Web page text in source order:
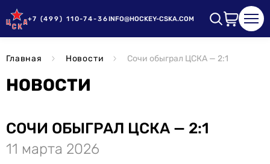
+7 (499) 110-74-36INFO@HOCKEY-CSKA.COM
Главная Новости Сочи обыграл ЦСКА — 2:1
НОВОСТИ
СОЧИ ОБЫГРАЛ ЦСКА — 2:1
11 марта 2026